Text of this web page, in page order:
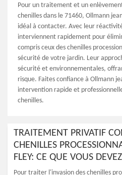
Pour un traitement et un
chenilles dans le 71460, Ollmann
idéal à contacter. Avec leur
interviennent rapidement pour
compris ceux des chenilles
sécurité de votre jardin. Leur
sécurité et environnementales,
risque. Faites confiance à Ollmann
intervention rapide et
chenilles.
TRAITEMENT PRIVATIF
CHENILLES
FLEY: CE QUE VOUS
Pour traiter l'invasion des chenilles